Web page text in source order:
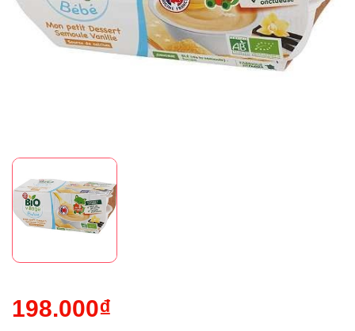
198.000₫